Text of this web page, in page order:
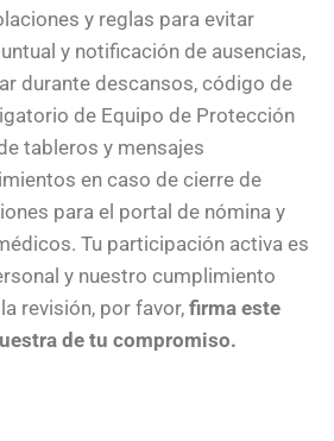
y reglas para evitar
y notificación de ausencias,
durante descansos, código de
de Equipo de Protección
tableros y mensajes
en caso de cierre de
para el portal de nómina y
Tu participación activa es
y nuestro cumplimiento
revisión, por favor, firma este
de tu compromiso.